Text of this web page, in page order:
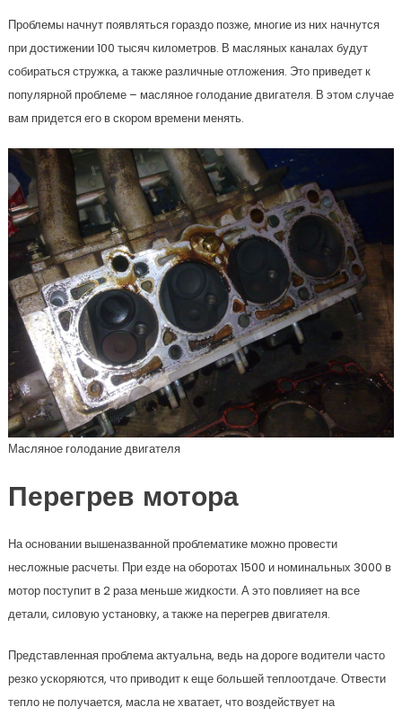
Проблемы начнут появляться гораздо позже, многие из них начнутся
при достижении 100 тысяч километров. В масляных каналах будут
собираться стружка, а также различные отложения. Это приведет к
популярной проблеме – масляное голодание двигателя. В этом случае
вам придется его в скором времени менять.
Масляное голодание двигателя
Перегрев мотора
На основании вышеназванной проблематике можно провести
несложные расчеты. При езде на оборотах 1500 и номинальных 3000 в
мотор поступит в 2 раза меньше жидкости. А это повлияет на все
детали, силовую установку, а также на перегрев двигателя.
Представленная проблема актуальна, ведь на дороге водители часто
резко ускоряются, что приводит к еще большей теплоотдаче. Отвести
тепло не получается, масла не хватает, что воздействует на